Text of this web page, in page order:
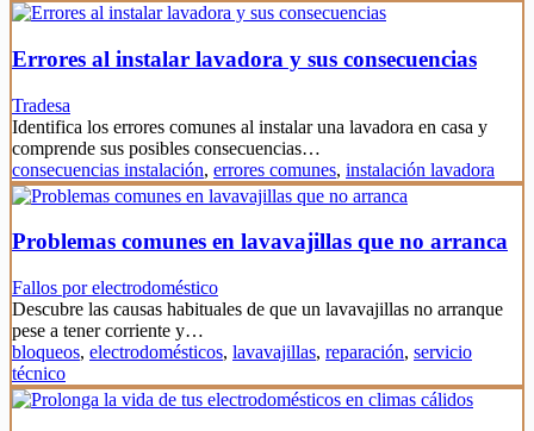
Errores al instalar lavadora y sus consecuencias
Tradesa
Identifica los errores comunes al instalar una lavadora en casa y
comprende sus posibles consecuencias…
consecuencias instalación, errores comunes, instalación lavadora
Problemas comunes en lavavajillas que no arranca
Fallos por electrodoméstico
Descubre las causas habituales de que un lavavajillas no arranque
pese a tener corriente y…
bloqueos, electrodomésticos, lavavajillas, reparación, servicio
técnico